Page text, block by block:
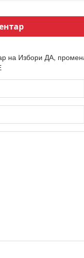
на Избори ДА,